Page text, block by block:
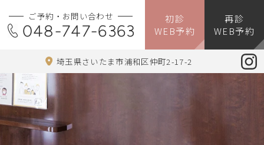
ご予約・お問い合わせ
048-747-6363
初診
WEB予約
再診
WEB予約
埼玉県さいたま市浦和区仲町2-17-2